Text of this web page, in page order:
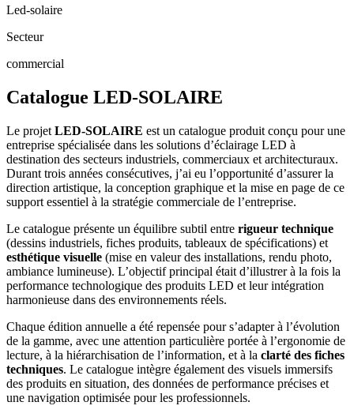
Led-solaire
Secteur
commercial
Catalogue LED-SOLAIRE
Le projet LED-SOLAIRE est un catalogue produit conçu pour une
entreprise spécialisée dans les solutions d’éclairage LED à
destination des secteurs industriels, commerciaux et architecturaux.
Durant trois années consécutives, j’ai eu l’opportunité d’assurer la
direction artistique, la conception graphique et la mise en page de ce
support essentiel à la stratégie commerciale de l’entreprise.
Le catalogue présente un équilibre subtil entre rigueur technique
(dessins industriels, fiches produits, tableaux de spécifications) et
esthétique visuelle (mise en valeur des installations, rendu photo,
ambiance lumineuse). L’objectif principal était d’illustrer à la fois la
performance technologique des produits LED et leur intégration
harmonieuse dans des environnements réels.
Chaque édition annuelle a été repensée pour s’adapter à l’évolution
de la gamme, avec une attention particulière portée à l’ergonomie de
lecture, à la hiérarchisation de l’information, et à la clarté des fiches
techniques. Le catalogue intègre également des visuels immersifs
des produits en situation, des données de performance précises et
une navigation optimisée pour les professionnels.